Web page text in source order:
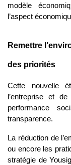
modèle
l’aspect
Remettre
des priorités
Cette nouvelle
l’entreprise et
performance
transparence.
La réduction de
ou encore les
stratégie de